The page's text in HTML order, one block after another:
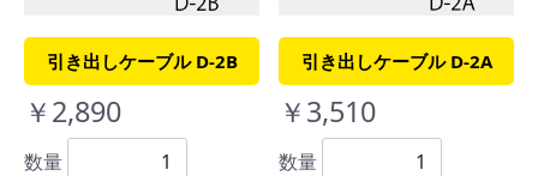
引き出しケーブル D-2B
￥2,890
数量
引き出しケーブル D-2A
￥3,510
数量